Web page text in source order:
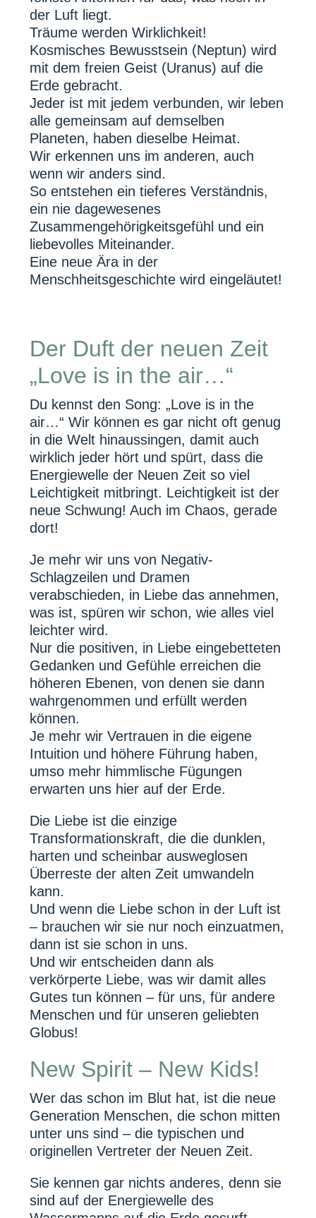
der Luft liegt.
Träume werden Wirklichkeit!
Kosmisches Bewusstsein (Neptun) wird
mit dem freien Geist (Uranus) auf die
Erde gebracht.
Jeder ist mit jedem verbunden, wir leben
alle gemeinsam auf demselben
Planeten, haben dieselbe Heimat.
Wir erkennen uns im anderen, auch
wenn wir anders sind.
So entstehen ein tieferes Verständnis,
ein nie dagewesenes
Zusammengehörigkeitsgefühl und ein
liebevolles Miteinander.
Eine neue Ära in der
Menschheitsgeschichte wird eingeläutet!
Der Duft der neuen Zeit
„Love is in the air…“
Du kennst den Song: „Love is in the
air…“ Wir können es gar nicht oft genug
in die Welt hinaussingen, damit auch
wirklich jeder hört und spürt, dass die
Energiewelle der Neuen Zeit so viel
Leichtigkeit mitbringt. Leichtigkeit ist der
neue Schwung! Auch im Chaos, gerade
dort!
Je mehr wir uns von Negativ-
Schlagzeilen und Dramen
verabschieden, in Liebe das annehmen,
was ist, spüren wir schon, wie alles viel
leichter wird.
Nur die positiven, in Liebe eingebetteten
Gedanken und Gefühle erreichen die
höheren Ebenen, von denen sie dann
wahrgenommen und erfüllt werden
können.
Je mehr wir Vertrauen in die eigene
Intuition und höhere Führung haben,
umso mehr himmlische Fügungen
erwarten uns hier auf der Erde.
Die Liebe ist die einzige
Transformationskraft, die die dunklen,
harten und scheinbar ausweglosen
Überreste der alten Zeit umwandeln
kann.
Und wenn die Liebe schon in der Luft ist
– brauchen wir sie nur noch einzuatmen,
dann ist sie schon in uns.
Und wir entscheiden dann als
verkörperte Liebe, was wir damit alles
Gutes tun können – für uns, für andere
Menschen und für unseren geliebten
Globus!
New Spirit – New Kids!
Wer das schon im Blut hat, ist die neue
Generation Menschen, die schon mitten
unter uns sind – die typischen und
originellen Vertreter der Neuen Zeit.
Sie kennen gar nichts anderes, denn sie
sind auf der Energiewelle des